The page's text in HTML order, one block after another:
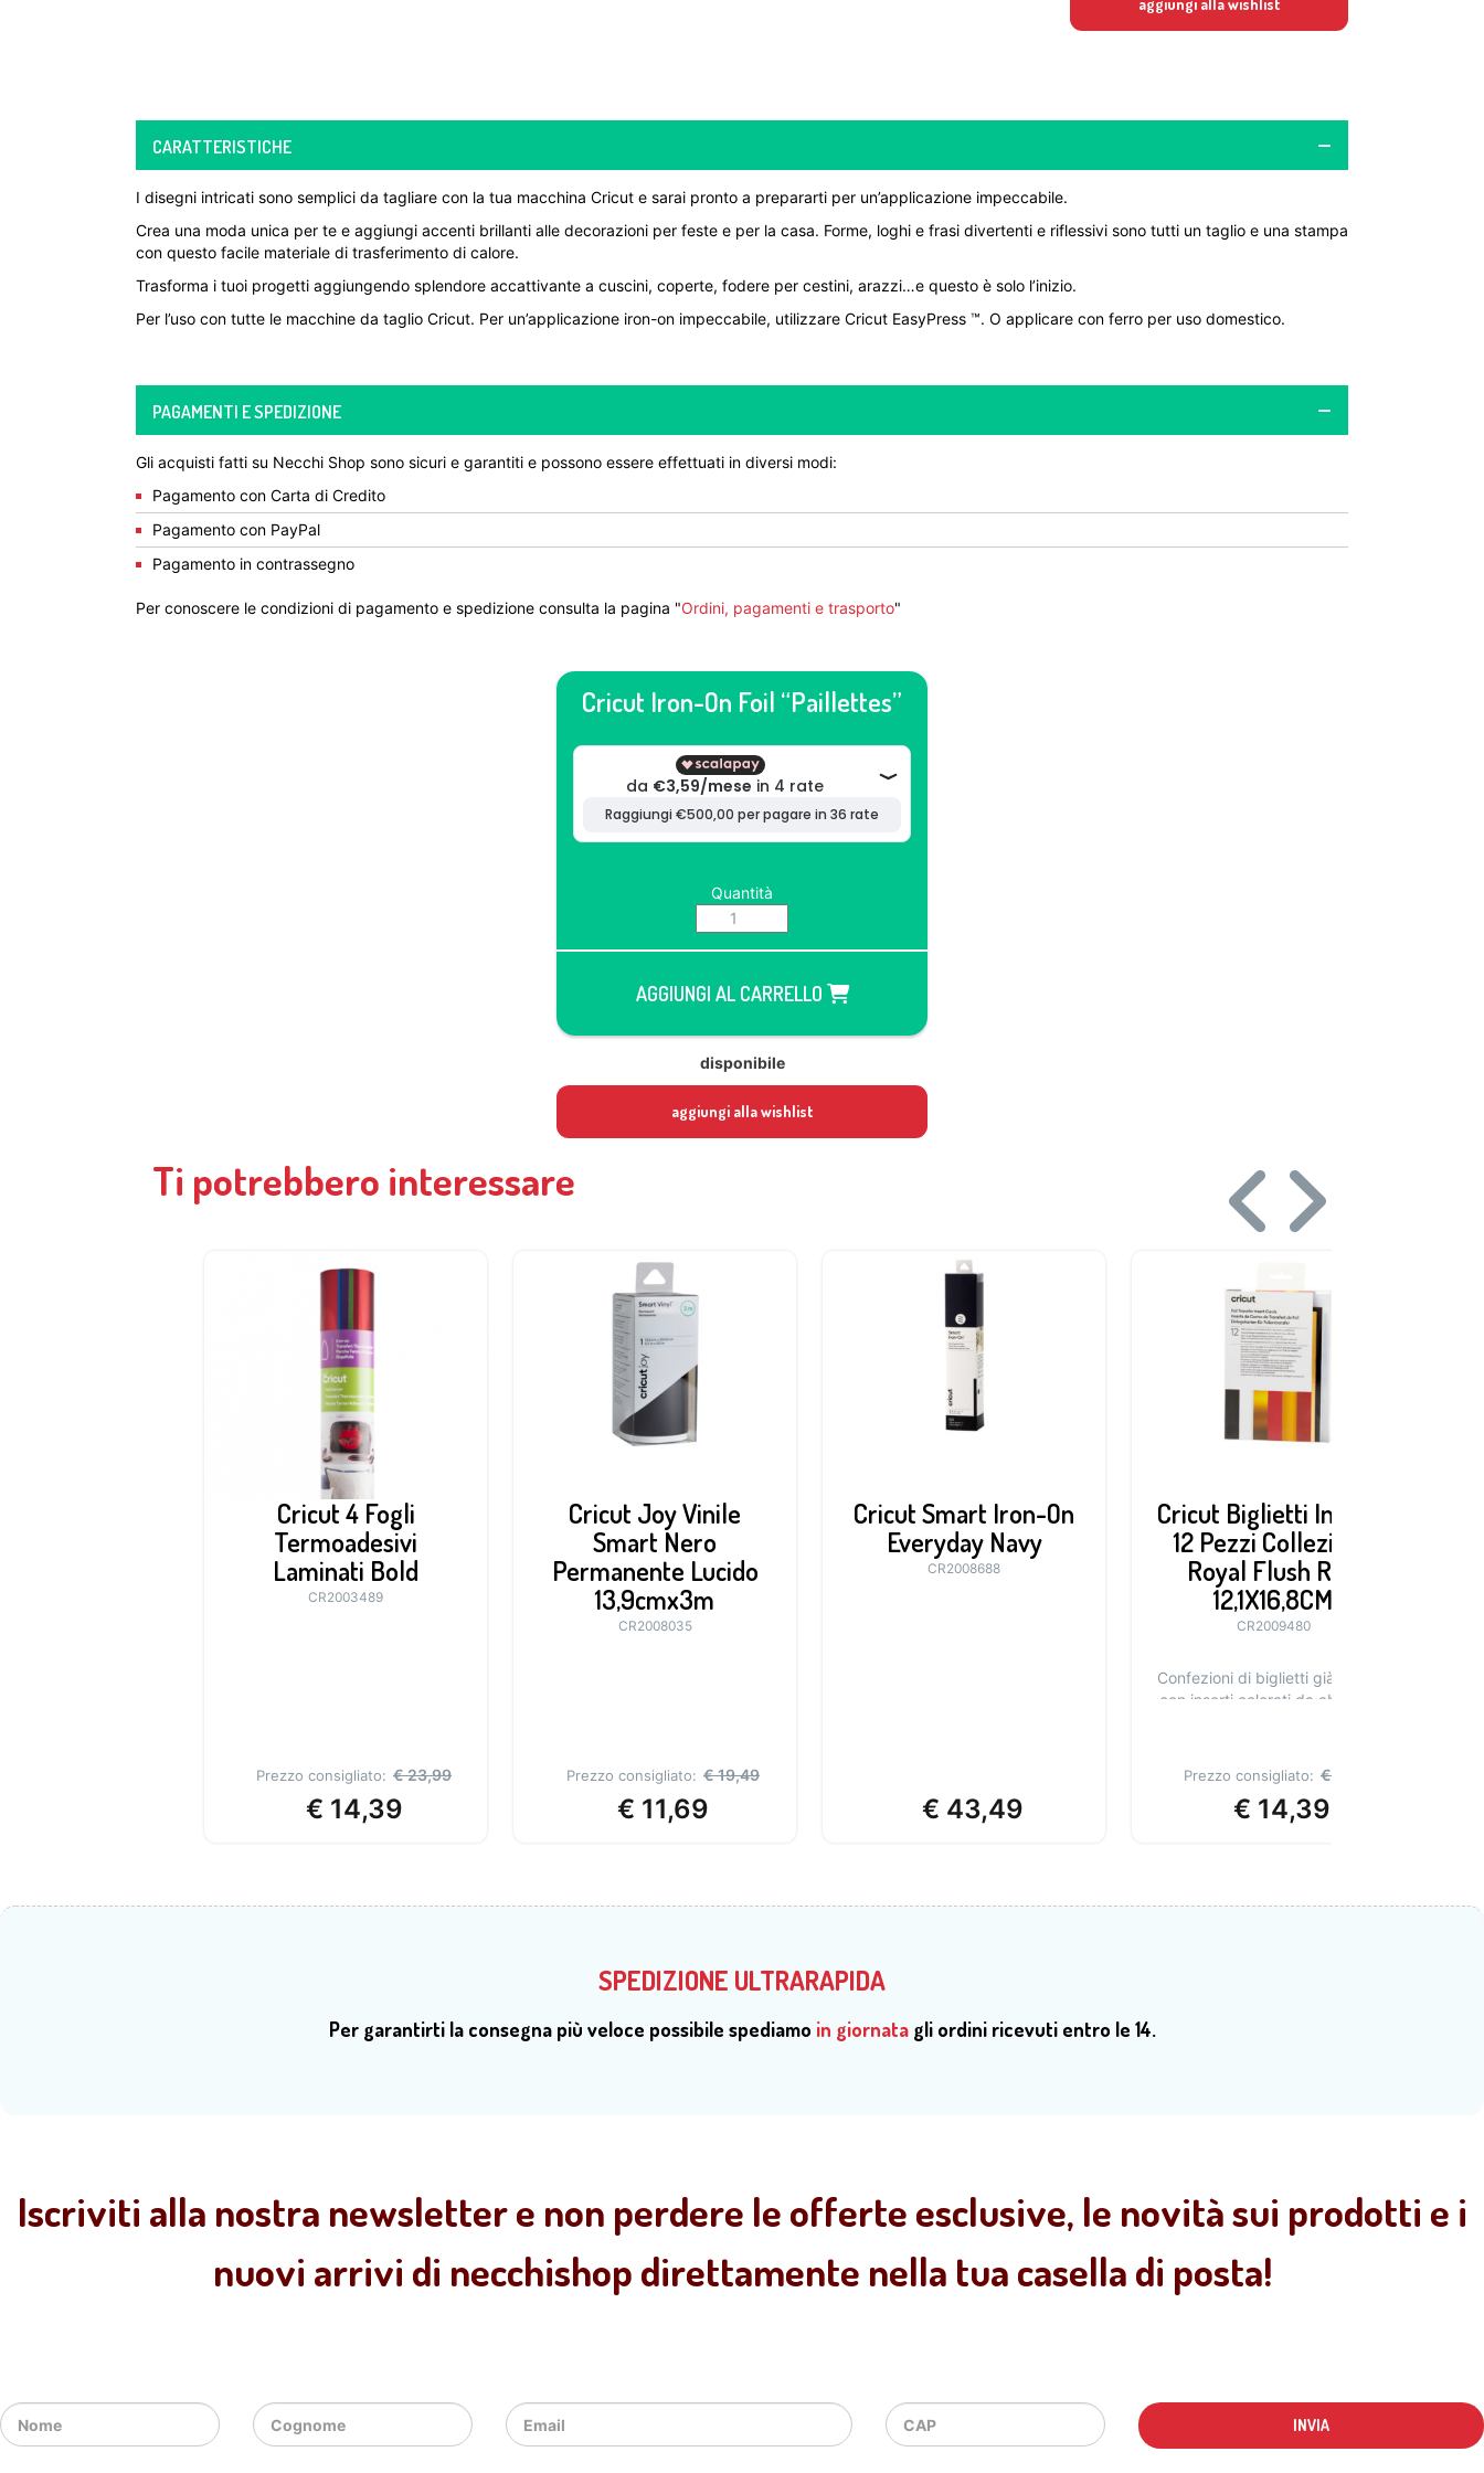
aggiungi alla wishlist
CARATTERISTICHE
I disegni intricati sono semplici da tagliare con la tua macchina Cricut e sarai pronto a prepararti per un’applicazione impeccabile.
Crea una moda unica per te e aggiungi accenti brillanti alle decorazioni per feste e per la casa. Forme, loghi e frasi divertenti e riflessivi sono tutti un taglio e una stampa
con questo facile materiale di trasferimento di calore.
Trasforma i tuoi progetti aggiungendo splendore accattivante a cuscini, coperte, fodere per cestini, arazzi…e questo è solo l’inizio.
Per l’uso con tutte le macchine da taglio Cricut. Per un’applicazione iron-on impeccabile, utilizzare Cricut EasyPress ™. O applicare con ferro per uso domestico.
PAGAMENTI E SPEDIZIONE
Gli acquisti fatti su Necchi Shop sono sicuri e garantiti e possono essere effettuati in diversi modi:
Pagamento con Carta di Credito
Pagamento con PayPal
Pagamento in contrassegno
Per conoscere le condizioni di pagamento e spedizione consulta la pagina "Ordini, pagamenti e trasporto"
Cricut Iron-On Foil “Paillettes”
Quantità
AGGIUNGI AL CARRELLO
disponibile
aggiungi alla wishlist
Ti potrebbero interessare
Cricut 4 Fogli
Termoadesivi
Laminati Bold
CR2003489
Prezzo consigliato: €23,99
€ 14,39
Cricut Joy Vinile
Smart Nero
Permanente Lucido
13,9cmx3m
CR2008035
Prezzo consigliato: €19,49
€ 11,69
Cricut Smart Iron-On
Everyday Navy
CR2008688
€ 43,49
Cricut Biglietti Inserto
12 Pezzi Collezione
Royal Flush R40
12,1X16,8CM
CR2009480
Confezioni di biglietti già piegati
con inserti colorati da abbinare.
Prezzo consigliato: €
€ 14,39
SPEDIZIONE ULTRARAPIDA
Per garantirti la consegna più veloce possibile spediamo in giornatagli ordini ricevuti entro le 14.
Iscriviti alla nostra newsletter e non perdere le offerte esclusive, le novità sui prodotti e i
nuovi arrivi di necchishop direttamente nella tua casella di posta!